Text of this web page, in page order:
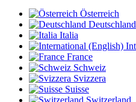
Österreich
Deutschland
Italia
France
Schweiz
Svizzera
Suisse
Switzerland